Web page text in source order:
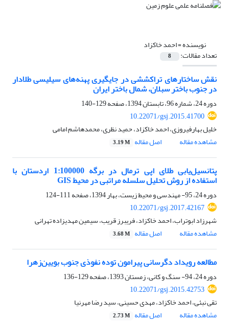
نویسنده =احمد خاکزاد
تعداد مقالات: 8
نقش ساختارهای تراکششی در جایگیری پهنه‌های سیلیسی طلادار
در جنوب باختر سبلان، شمال باختر ایران
دوره 24، شماره 96، تابستان 1394، صفحه
129-140
10.22071/gsj.2015.41700
خلیل بهارفیروزی، احمد خاکزاد، حمید نظری، محمد‌هاشم امامی
مشاهده مقاله
اصل مقاله 3.19 M
پتانسیل‌یابی طلای اپی ترمال در برگه 1:100000 اردستان با
استفاده از روش تحلیل سلسله مراتبی در محیط GIS
دوره 24، 95- مهندسی و محیط زیست، بهار 1394، صفحه
111-124
10.22071/gsj.2017.42167
شهرزاد ابوتراب، احمد خاکزاد، فریبرز قریب، سیمین مهدیزاده تهرانی
مشاهده مقاله
اصل مقاله 3.68 M
مطالعه رویداد دگرسانی پیرامون توده نفوذی جنوب بویین‌زهرا
دوره 24، 94- سنگ و کانی، زمستان 1393، صفحه
129-136
10.22071/gsj.2015.42753
تقی نبئی، احمد خاکزاد، مهدی حسینی، سید رضا مهرنیا
مشاهده مقاله
اصل مقاله 2.73 M